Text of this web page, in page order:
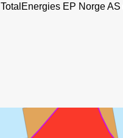
TotalEnergies EP Norge AS